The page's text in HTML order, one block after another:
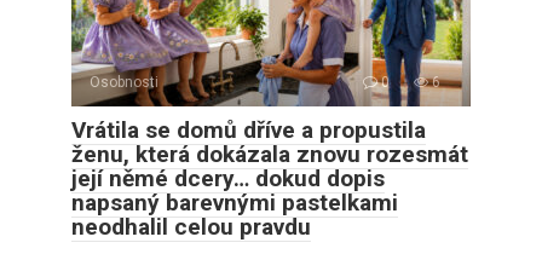
Osobnosti 0 6
Vrátila se domů dříve a propustila
ženu, která dokázala znovu rozesmát
její němé dcery… dokud dopis
napsaný barevnými pastelkami
neodhalil celou pravdu